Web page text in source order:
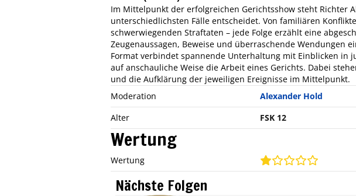
Im Mittelpunkt der erfolgreichen Gerichtsshow steht Richter
unterschiedlichsten Fälle entscheidet. Von familiären
schwerwiegenden Straftaten – jede Folge erzählt eine
Zeugenaussagen, Beweise und überraschende Wendungen
Format verbindet spannende Unterhaltung mit Einblicken in
auf anschauliche Weise die Arbeit eines Gerichts. Dabei
und die Aufklärung der jeweiligen Ereignisse im Mittelpunkt.
Moderation
Alexander Hold
Alter
FSK 12
Wertung
Wertung
Nächste Folgen